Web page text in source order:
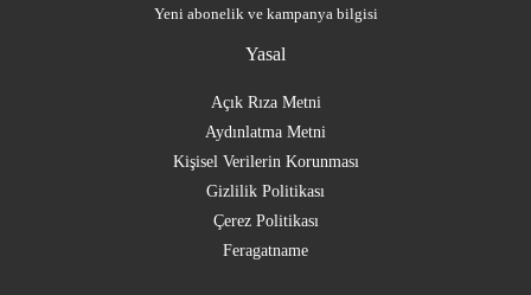
Yeni abonelik ve kampanya bilgisi
Yasal
Açık Rıza Metni
Aydınlatma Metni
Kişisel Verilerin Korunması
Gizlilik Politikası
Çerez Politikası
Feragatname